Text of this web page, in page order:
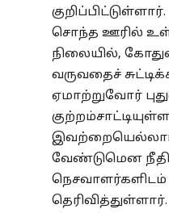
குறிப்பிட்டுள்ளார்.
சொந்த ஊரில்
நிலையில்,
வருவதைச்
ஏமாற்றுவோர்
இவற்றையெல்லாம்
வேண்டுமென
தெரிவித்துள்ளார்.